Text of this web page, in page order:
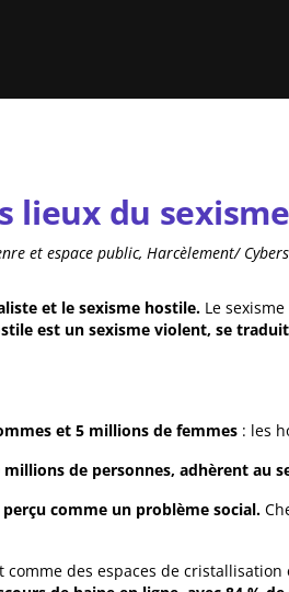
lieux du
et espace public, Harcèlement/
et le sexisme hostile. Le
est un sexisme violent, se
et 5 millions de femmes : les
millions de personnes, adhèrent au
comme un problème social.
des espaces de